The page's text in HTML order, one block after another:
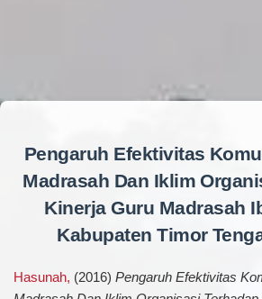
Pengaruh Efektivitas
Madrasah Dan Iklim
Kinerja Guru Madrasah
Kabupaten Timor
Hasunah, (2016) Pengaruh Efektivitas